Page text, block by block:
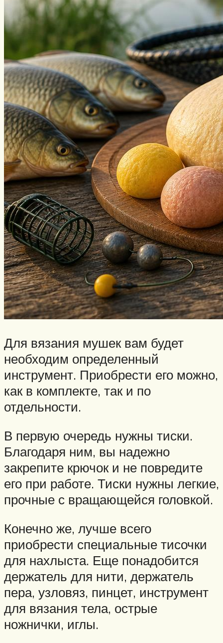
Для вязания мушек вам будет
необходим определенный
инструмент. Приобрести его можно,
как в комплекте, так и по
отдельности.
В первую очередь нужны тиски.
Благодаря ним, вы надежно
закрепите крючок и не повредите
его при работе. Тиски нужны легкие,
прочные с вращающейся головкой.
Конечно же, лучше всего
приобрести специальные тисочки
для нахлыста. Еще понадобится
держатель для нити, держатель
пера, узловяз, пинцет, инструмент
для вязания тела, острые
ножнички, иглы.